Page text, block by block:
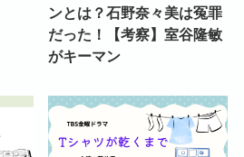
ンとは？石野奈々美は冤罪
だった！【考察】室谷隆敏
がキーマン